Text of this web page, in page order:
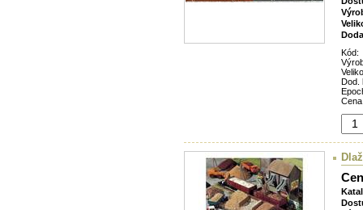
Kód:
Dod.